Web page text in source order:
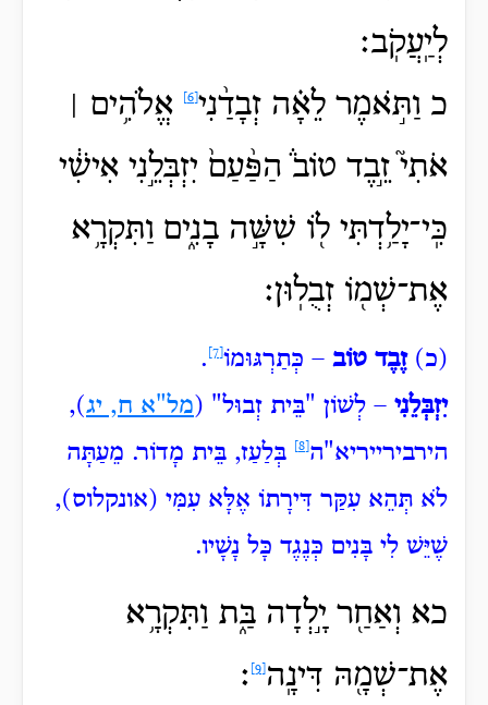
לְיַֽעֲקֹֽב׃
כ וַתֹּ֣אמֶר לֵאָ֗ה זְבָדַ֨נִי
אֱלֹהִ֥ים ׀
אֹתִי֮ זֵ֣בֶד טוֹב֒ הַפַּ֨עַם֙ יִזְבְּלֵ֣נִי אִישִׁ֔י
כִּֽי־יָלַ֥דְתִּי ל֖וֹ שִׁשָּׁ֣ה בָנִ֑ים וַתִּקְרָ֥א
אֶת־שְׁמ֖וֹ זְבֻלֽוּן׃
(כ)זֶבֶד טוֹב – כְּתַרְגּוּמוֹ
.
יִזְבְּלֵנִי – לְשׁוֹן "בֵּית זְבוּל" (מל"א ח, יג),
הירבירייריא"ה
בְּלַעַז, בֵּית מָדוֹר. מֵעַתָּה
לֹא תְּהֵא עִקַּר דִּירָתוֹ אֶלָּא עִמִּי (אונקלוס),
שֶׁיֵּשׁ לִי בָּנִים כְּנֶגֶד כָּל נָשָׁיו.
כא וְאַחַ֖ר יָ֣לְדָה בַּ֑ת וַתִּקְרָ֥א
אֶת־שְׁמָ֖הּ דִּינָֽה ׃